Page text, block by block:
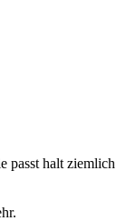
passt halt ziemlich